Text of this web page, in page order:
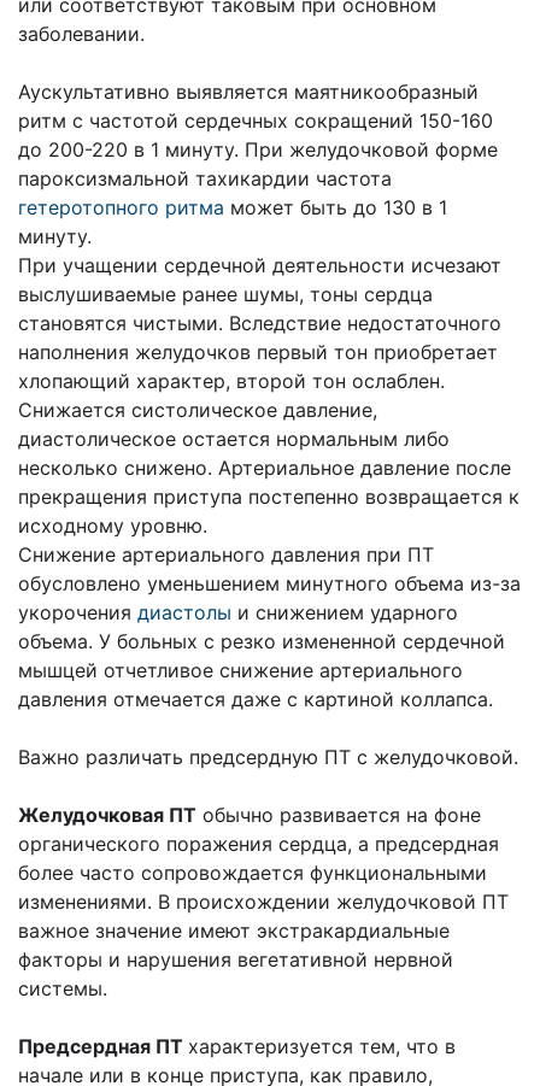
или соответствуют таковым при основном
заболевании.
Аускультативно выявляется маятникообразный
ритм с частотой сердечных сокращений 150-160
до 200-220 в 1 минуту. При желудочковой форме
пароксизмальной тахикардии частота
гетеротопного ритма может быть до 130 в 1
минуту.
При учащении сердечной деятельности исчезают
выслушиваемые ранее шумы, тоны сердца
становятся чистыми. Вследствие недостаточного
наполнения желудочков первый тон приобретает
хлопающий характер, второй тон ослаблен.
Снижается систолическое давление,
диастолическое остается нормальным либо
несколько снижено. Артериальное давление после
прекращения приступа постепенно возвращается к
исходному уровню.
Снижение артериального давления при ПТ
обусловлено уменьшением минутного объема из-за
укорочения диастолы и снижением ударного
объема. У больных с резко измененной сердечной
мышцей отчетливое снижение артериального
давления отмечается даже с картиной коллапса.
Важно различать предсердную ПТ с желудочковой.
Желудочковая ПТ обычно развивается на фоне
органического поражения сердца, а предсердная
более часто сопровождается функциональными
изменениями. В происхождении желудочковой ПТ
важное значение имеют экстракардиальные
факторы и нарушения вегетативной нервной
системы.
Предсердная ПТ характеризуется тем, что в
начале или в конце приступа, как правило,